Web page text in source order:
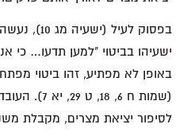
בפסוק לעיל
באופן לא מפתיע, זהו ביטוי
(שמות ח 6,
לסיפור יציאת מצרים, מקבלת